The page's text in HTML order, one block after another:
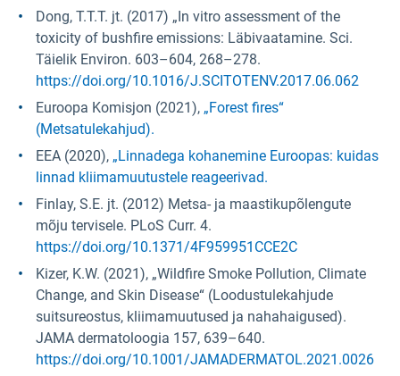
Dong, T.T.T. jt. (2017) „In vitro assessment of the
toxicity of bushfire emissions: Läbivaatamine. Sci.
Täielik Environ. 603–604, 268–278.
https://doi.org/10.1016/J.SCITOTENV.2017.06.062
Euroopa Komisjon (2021), „Forest fires“
(Metsatulekahjud).
EEA (2020), „Linnadega kohanemine Euroopas: kuidas
linnad kliimamuutustele reageerivad.
Finlay, S.E. jt. (2012) Metsa- ja maastikupõlengute
mõju tervisele. PLoS Curr. 4.
https://doi.org/10.1371/4F959951CCE2C
Kizer, K.W. (2021), „Wildfire Smoke Pollution, Climate
Change, and Skin Disease“ (Loodustulekahjude
suitsureostus, kliimamuutused ja nahahaigused).
JAMA dermatoloogia 157, 639–640.
https://doi.org/10.1001/JAMADERMATOL.2021.0026